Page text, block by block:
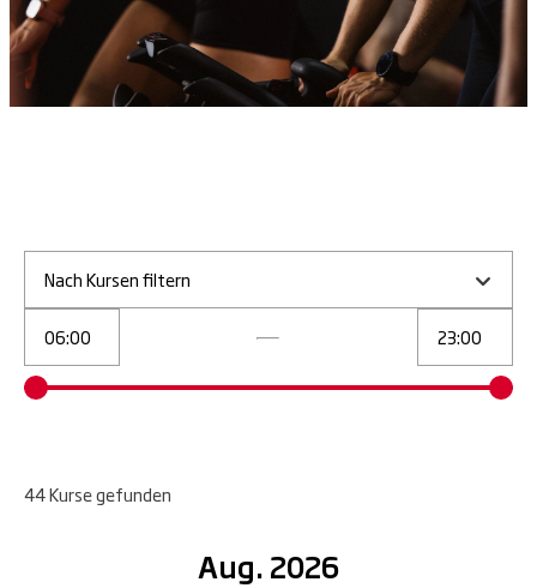
Nach Kursen filtern
44Kursegefunden
Aug. 2026